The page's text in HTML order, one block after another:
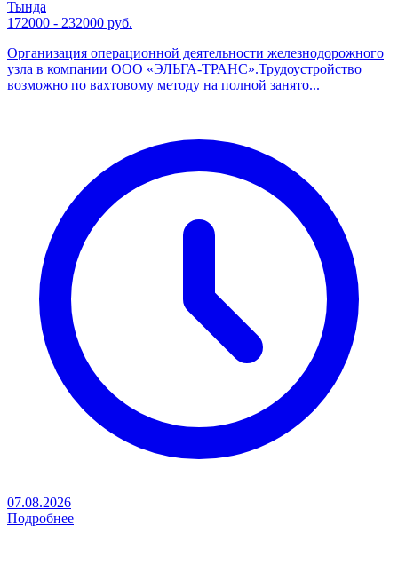
Тында
172000 - 232000 руб.
Организация операционной деятельности железнодорожного
узла в компании ООО «ЭЛЬГА-ТРАНС».Трудоустройство
возможно по вахтовому методу на полной занято...
07.08.2026
Подробнее